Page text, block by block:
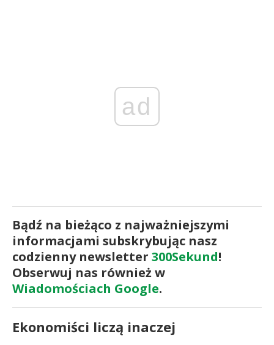
ad
Bądź na bieżąco z najważniejszymi
informacjami subskrybując nasz
codzienny newsletter 300Sekund!
Obserwuj nas również w
Wiadomościach Google.
Ekonomiści liczą inaczej